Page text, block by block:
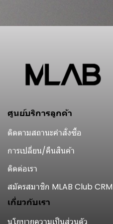
ศูนย์บริการลูกค้า
ติดตามสถานะคำสั่งซื้อ
การเปลี่ยน/คืนสินค้า
ติดต่อเรา
สมัครสมาชิก MLAB Club CRM
เกี่ยวกับเรา